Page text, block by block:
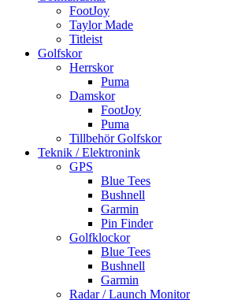
FootJoy
Taylor Made
Titleist
Golfskor
Herrskor
Puma
Damskor
FootJoy
Puma
Tillbehör Golfskor
Teknik / Elektronink
GPS
Blue Tees
Bushnell
Garmin
Pin Finder
Golfklockor
Blue Tees
Bushnell
Garmin
Radar / Launch Monitor